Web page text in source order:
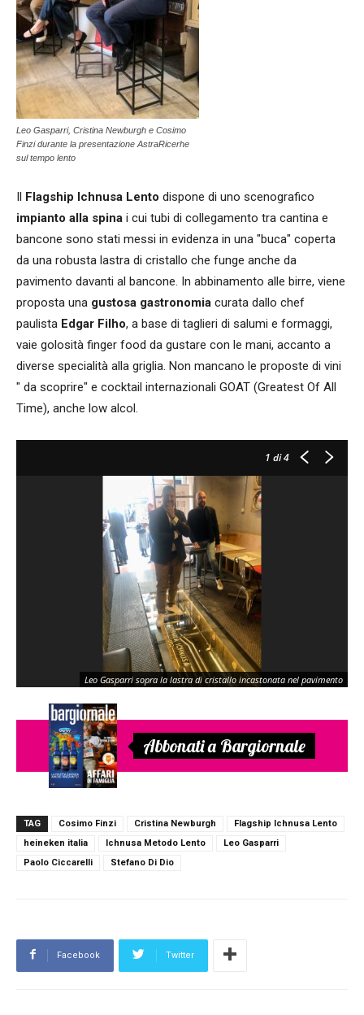
Leo Gasparri, Cristina Newburgh e Cosimo
Finzi durante la presentazione AstraRicerhe
sul tempo lento
Il Flagship Ichnusa Lento dispone di uno scenografico
impianto alla spina i cui tubi di collegamento tra cantina e
bancone sono stati messi in evidenza in una "buca" coperta
da una robusta lastra di cristallo che funge anche da
pavimento davanti al bancone. In abbinamento alle birre, viene
proposta una gustosa gastronomia curata dallo chef
paulista Edgar Filho, a base di taglieri di salumi e formaggi,
vaie golosità finger food da gustare con le mani, accanto a
diverse specialità alla griglia. Non mancano le proposte di vini
" da scoprire" e cocktail internazionali GOAT (Greatest Of All
Time), anche low alcol.
1 di 4
Leo Gasparri sopra la lastra di cristallo incastonata nel pavimento
Abbonati a Bargiornale
TAG Cosimo Finzi Cristina Newburgh
Flagship Ichnusa Lento
heineken italia
Ichnusa Metodo Lento
Leo Gasparri
Paolo Ciccarelli
Stefano Di Dio
Facebook Twitter